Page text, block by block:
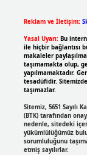
Reklam ve İletişim:
Yasal Uyarı: Bu
ile hiçbir bağlantısı
makaleler
taşımamakta olup,
yapılmamaktadır.
tesadüfidir.
taşımazlar.
Sitemiz, 5651 Sayılı
(BTK) tarafından
nedenle, sitedeki
yükümlülüğümüz
sorumluluğunu
etmiş sayılırlar.